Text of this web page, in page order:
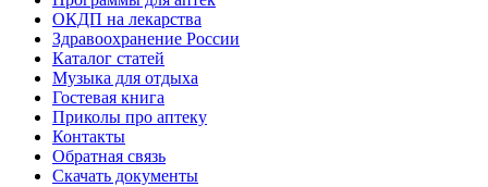
ОКДП на лекарства
Здравоохранение России
Каталог статей
Музыка для отдыха
Гостевая книга
Приколы про аптеку
Контакты
Обратная связь
Скачать документы